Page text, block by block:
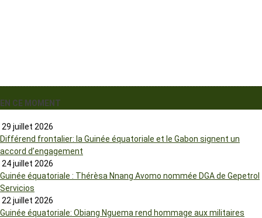
EN CE MOMENT
29 juillet 2026
Différend frontalier: la Guinée équatoriale et le Gabon signent un
accord d’engagement
24 juillet 2026
Guinée équatoriale : Thérèsa Nnang Avomo nommée DGA de Gepetrol
Servicios
22 juillet 2026
Guinée équatoriale: Obiang Nguema rend hommage aux militaires